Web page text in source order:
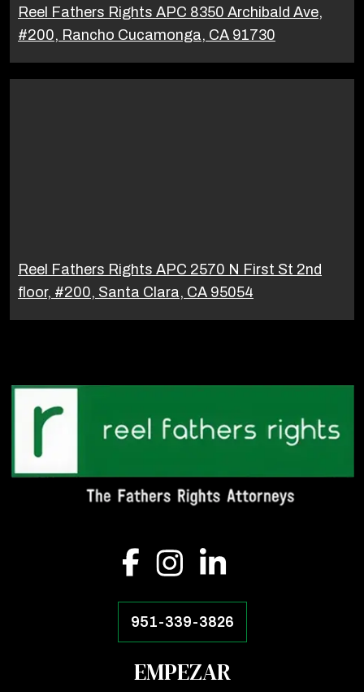
Reel Fathers Rights APC 8350 Archibald Ave,
#200, Rancho Cucamonga, CA 91730
Reel Fathers Rights APC 2570 N First St 2nd
floor, #200, Santa Clara, CA 95054
951-339-3826
EMPEZAR